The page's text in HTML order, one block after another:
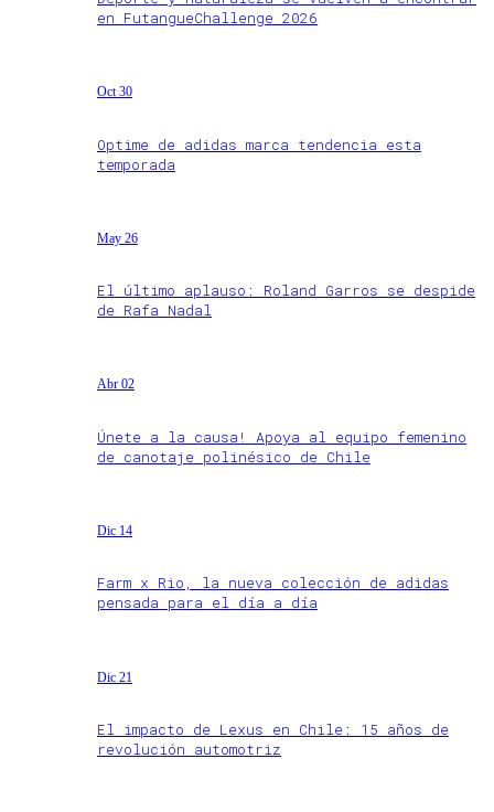
en FutangueChallenge 2026
Oct 30
Optime de adidas marca tendencia esta
temporada
May 26
El último aplauso: Roland Garros se despide
de Rafa Nadal
Abr 02
Únete a la causa! Apoya al equipo femenino
de canotaje polinésico de Chile
Dic 14
Farm x Rio, la nueva colección de adidas
pensada para el día a día
Dic 21
El impacto de Lexus en Chile: 15 años de
revolución automotriz